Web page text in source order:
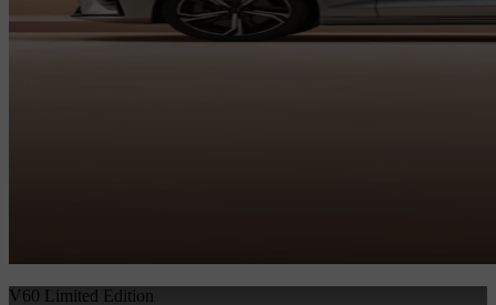
V60 Limited Edition